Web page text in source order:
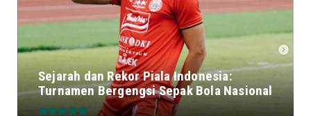
Sejarah dan Rekor Piala Indonesia:
Turnamen Bergengsi Sepak Bola Nasional